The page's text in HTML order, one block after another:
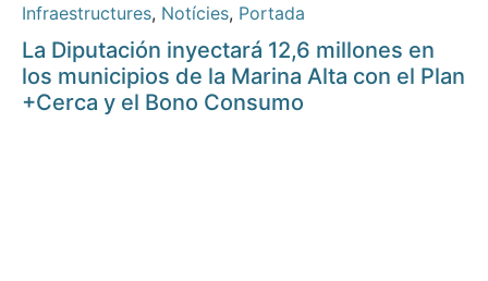
Infraestructures, Notícies, Portada
La Diputación inyectará 12,6 millones en
los municipios de la Marina Alta con el Plan
+Cerca y el Bono Consumo